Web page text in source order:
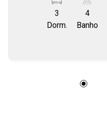
3
Dorm.
4
Banho